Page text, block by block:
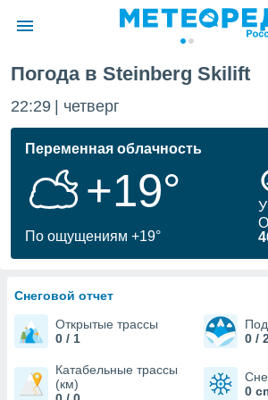
о
Вы можете
к этому
доступ
Погода в Steinberg Skilift
22:29 четверг
Переменная облачность
+19°
По ощущениям +19°
Снеговой отчет
Открытые трассы
0 / 1
0 /
Катабельные трассы
(км)
0